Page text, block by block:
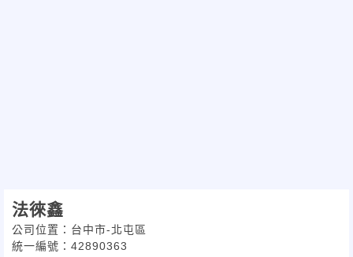
法徠鑫
公司位置：台中市-北屯區
統一編號：42890363